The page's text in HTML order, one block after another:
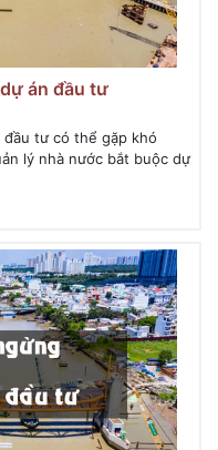
án đầu tư
tư có thể gặp khó
lý nhà nước bắt buộc dự